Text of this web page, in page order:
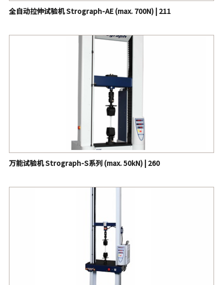
全自动拉伸试验机 Strograph-AE (max. 700N) | 211
万能试验机 Strograph-S系列 (max. 50kN) | 260